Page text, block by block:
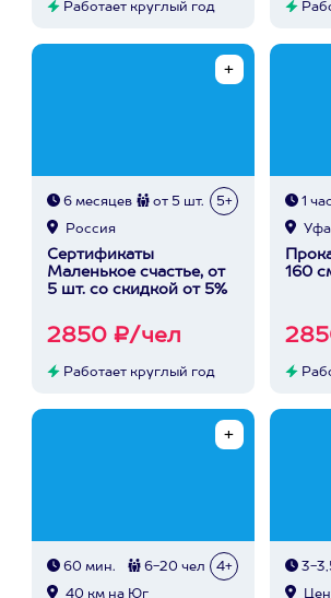
Работает круглый год
6 месяцев от 5 шт. 5+
Россия
Сертификаты
Маленькое счастье, от
5 шт. со скидкой от 5%
2850 ₽/чел
Работает круглый год
1 час
Уфа
160
60 мин. 6-20 чел 4+
40 км на Юг
3-